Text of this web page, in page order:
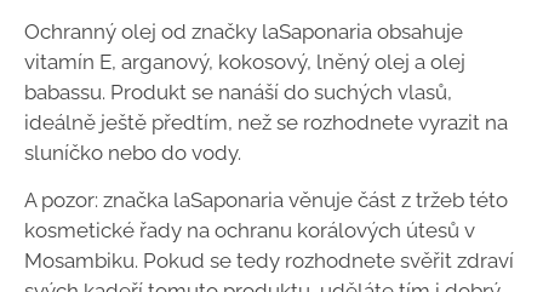
Ochranný olej od značky laSaponaria obsahuje
vitamín E, arganový, kokosový, lněný olej a olej
babassu. Produkt se nanáší do suchých vlasů,
ideálně ještě předtím, než se rozhodnete vyrazit na
sluníčko nebo do vody.
A pozor: značka laSaponaria věnuje část z tržeb této
kosmetické řady na ochranu korálových útesů v
Mosambiku. Pokud se tedy rozhodnete svěřit zdraví